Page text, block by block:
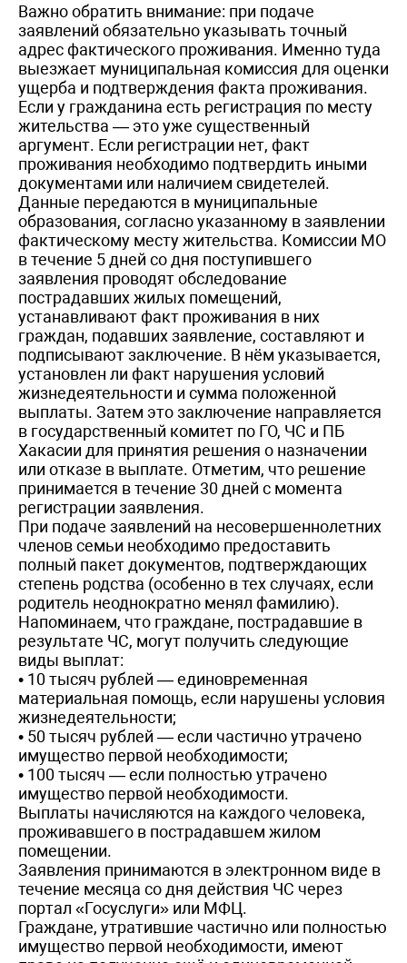
Важно обратить внимание: при подаче
заявлений обязательно указывать точный
адрес фактического проживания. Именно туда
выезжает муниципальная комиссия для оценки
ущерба и подтверждения факта проживания.
Если у гражданина есть регистрация по месту
жительства — это уже существенный
аргумент. Если регистрации нет, факт
проживания необходимо подтвердить иными
документами или наличием свидетелей.
Данные передаются в муниципальные
образования, согласно указанному в заявлении
фактическому месту жительства. Комиссии МО
в течение 5 дней со дня поступившего
заявления проводят обследование
пострадавших жилых помещений,
устанавливают факт проживания в них
граждан, подавших заявление, составляют и
подписывают заключение. В нём указывается,
установлен ли факт нарушения условий
жизнедеятельности и сумма положенной
выплаты. Затем это заключение направляется
в государственный комитет по ГО, ЧС и ПБ
Хакасии для принятия решения о назначении
или отказе в выплате. Отметим, что решение
принимается в течение 30 дней с момента
регистрации заявления.
При подаче заявлений на несовершеннолетних
членов семьи необходимо предоставить
полный пакет документов, подтверждающих
степень родства (особенно в тех случаях, если
родитель неоднократно менял фамилию).
Напоминаем, что граждане, пострадавшие в
результате ЧС, могут получить следующие
виды выплат:
• 10 тысяч рублей — единовременная
материальная помощь, если нарушены условия
жизнедеятельности;
• 50 тысяч рублей — если частично утрачено
имущество первой необходимости;
• 100 тысяч — если полностью утрачено
имущество первой необходимости.
Выплаты начисляются на каждого человека,
проживавшего в пострадавшем жилом
помещении.
Заявления принимаются в электронном виде в
течение месяца со дня действия ЧС через
портал «Госуслуги» или МФЦ.
Граждане, утратившие частично или полностью
имущество первой необходимости, имеют